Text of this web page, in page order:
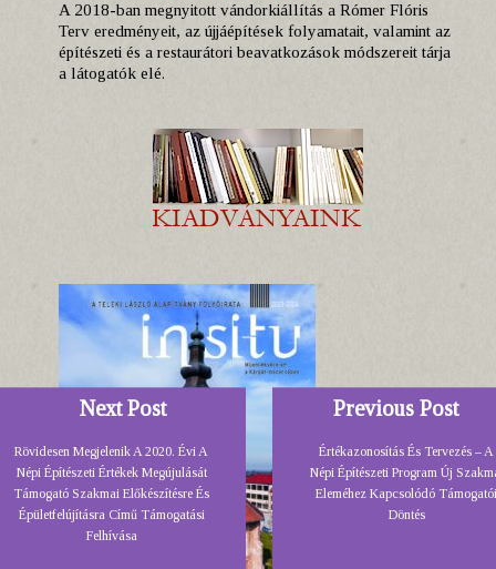
A 2018-ban megnyitott vándorkiállítás a Rómer Flóris
Terv eredményeit, az újjáépítések folyamatait, valamint az
építészeti és a restaurátori beavatkozások módszereit tárja
a látogatók elé.
Previous Post
Értékazonosítás És Tervezés – A
Népi Építészeti Program Új
Eleméhez Kapcsolódó
Döntés
Next Post
Rövidesen Megjelenik A 2020. Évi A
Népi Építészeti Értékek Megújulását
Támogató Szakmai Előkészítésre És
Épületfelújításra Című Támogatási
Felhívása